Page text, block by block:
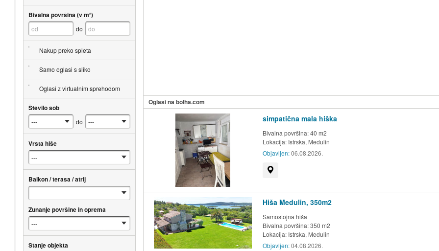
Oglasi na bolha.com
simpatična mala hiška
Bivalna površina: 40 m2
Lokacija: Istrska, Medulin
Objavljen:06.08.2026.
Hiša Medulin, 350m2
Samostojna hiša
Bivalna površina: 350 m2
Lokacija: Istrska, Medulin
Objavljen:04.08.2026.
Bivalna površina (v m²)
do
Nakup preko spleta
Samo oglasi s sliko
Oglasi z virtualnim sprehodom
Število sob
do
Vrsta hiše
Balkon / terasa / atrij
Zunanje površine in oprema
Stanje objekta